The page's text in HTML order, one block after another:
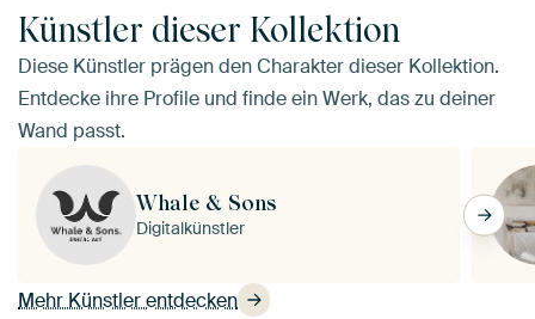
Künstler dieser Kollektion
Diese Künstler prägen den Charakter dieser Kollektion.
Entdecke ihre Profile und finde ein Werk, das zu deiner
Wand passt.
Mehr Künstler entdecken
Whale & Sons
Digitalkünstler